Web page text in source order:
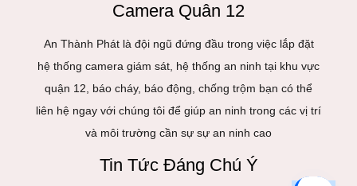
Camera Quân 12
An Thành Phát là đội ngũ đứng đầu trong việc lắp đặt
hệ thống camera giám sát, hệ thống an ninh tại khu vực
quận 12, báo cháy, báo động, chống trộm bạn có thể
liên hệ ngay với chúng tôi để giúp an ninh trong các vị trí
và môi trường cần sự sự an ninh cao
Tin Tức Đáng Chú Ý